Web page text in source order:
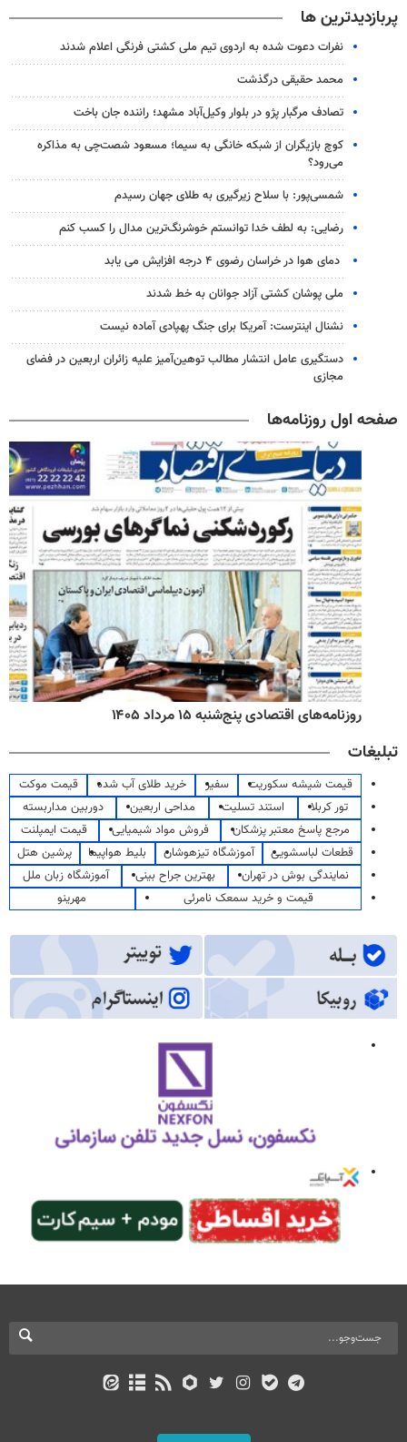
پربازدیدترین ها
نفرات دعوت شده به اردوی تیم ملی کشتی فرنگی اعلام شدند
محمد حقیقی درگذشت
تصادف مرگبار پژو در بلوار وکیل‌آباد مشهد؛ راننده جان باخت
کوچ بازیگران از شبکه خانگی به سیما؛ مسعود شصت‌چی به مذاکره
می‌رود؟
شمسی‌پور: با سلاح زیرگیری به طلای جهان رسیدم
رضایی: به لطف خدا توانستم خوشرنگ‌ترین مدال را کسب کنم
دمای هوا در خراسان رضوی ۴ درجه افزایش می یابد
ملی پوشان کشتی آزاد جوانان به خط شدند
نشنال اینترست: آمریکا برای جنگ پهپادی آماده نیست
دستگیری عامل انتشار مطالب توهین‌آمیز علیه زائران اربعین در فضای
مجازی
صفحه اول روزنامه‌ها
روزنامه‌های اقتصادی پنج‌شنبه ۱۵ مرداد ۱۴۰۵
تبلیغات
قیمت شیشه سکوریت سفیر خرید طلای آب شده
قیمت موکت
تور کربلا
استند تسلیت مداحی اربعین
دوربین مداربسته
مرجع پاسخ معتبر پزشکان
فروش مواد شیمیایی
قیمت ایمپلنت
قطعات لباسشویی
آموزشگاه تیزهوشان بلیط هواپیما
پرشین هتل
نمایندگی بوش در تهران
بهترین جراح بینی
آموزشگاه زبان ملل
قیمت و خرید سمعک نامرئی
مهرینو